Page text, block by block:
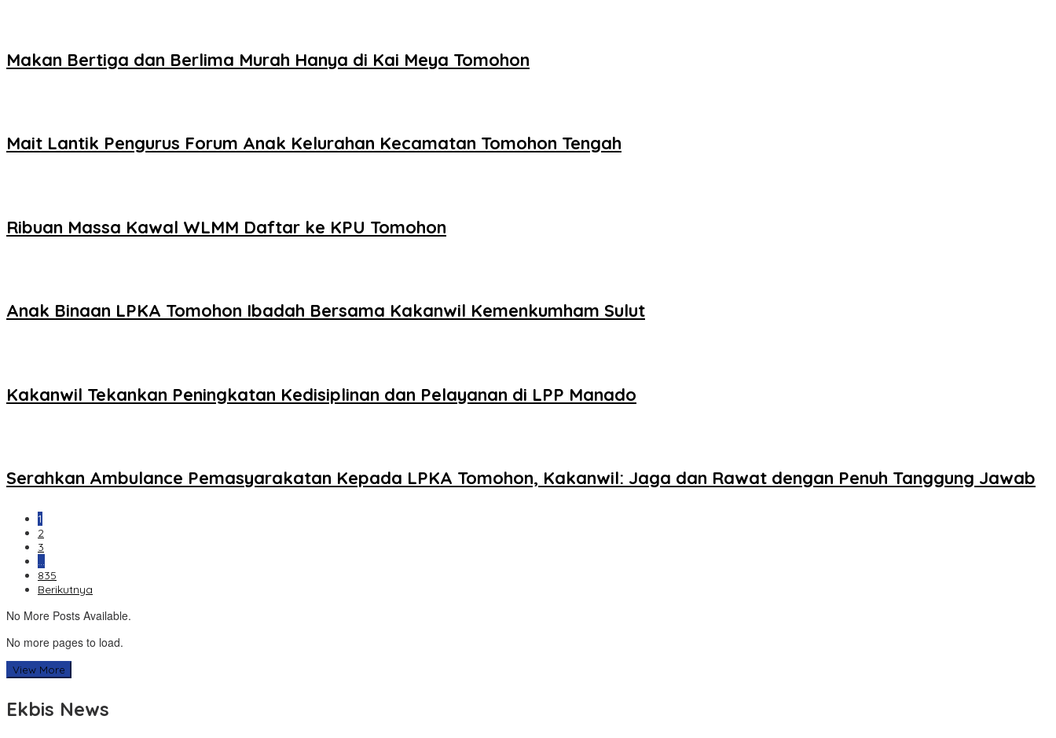
Makan Bertiga dan Berlima Murah Hanya di Kai Meya Tomohon
Mait Lantik Pengurus Forum Anak Kelurahan Kecamatan Tomohon Tengah
Ribuan Massa Kawal WLMM Daftar ke KPU Tomohon
Anak Binaan LPKA Tomohon Ibadah Bersama Kakanwil Kemenkumham Sulut
Kakanwil Tekankan Peningkatan Kedisiplinan dan Pelayanan di LPP Manado
Serahkan Ambulance Pemasyarakatan Kepada LPKA Tomohon, Kakanwil: Jaga dan Rawat dengan Penuh Tanggung Jawab
1
2
3
…
835
Berikutnya
No More Posts Available.
No more pages to load.
View More
Ekbis News